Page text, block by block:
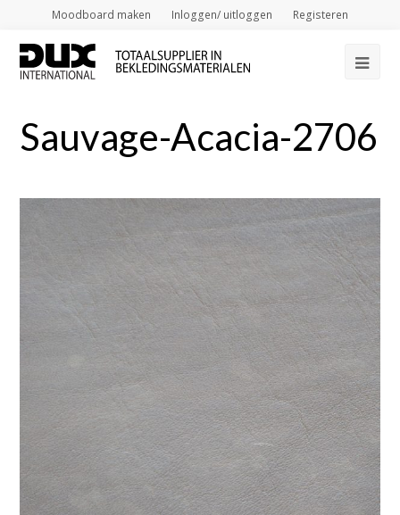
Moodboard maken Inloggen/ uitloggen Registeren
Sauvage-Acacia-2706